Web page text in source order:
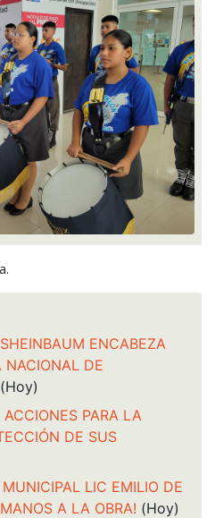
ENCABEZA
NACIONAL DE
(Hoy)
PARA LA
DE SUS
LIC EMILIO DE
A LA OBRA! (Hoy)